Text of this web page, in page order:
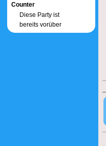
Counter
Diese Party ist
bereits vorüber